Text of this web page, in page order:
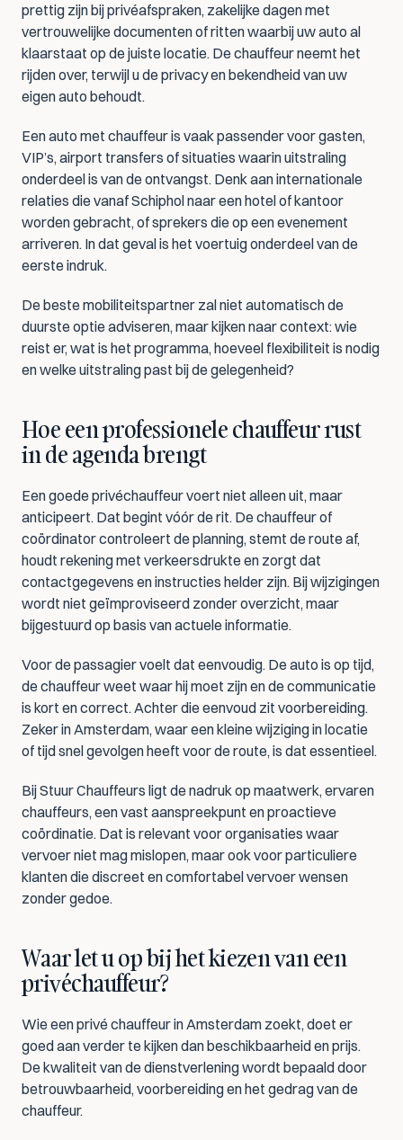
prettig zijn bij privéafspraken, zakelijke dagen met
vertrouwelijke documenten of ritten waarbij uw auto al
klaarstaat op de juiste locatie. De chauffeur neemt het
rijden over, terwijl u de privacy en bekendheid van uw
eigen auto behoudt.
Een auto met chauffeur is vaak passender voor gasten,
VIP’s, airport transfers of situaties waarin uitstraling
onderdeel is van de ontvangst. Denk aan internationale
relaties die vanaf Schiphol naar een hotel of kantoor
worden gebracht, of sprekers die op een evenement
arriveren. In dat geval is het voertuig onderdeel van de
eerste indruk.
De beste mobiliteitspartner zal niet automatisch de
duurste optie adviseren, maar kijken naar context: wie
reist er, wat is het programma, hoeveel flexibiliteit is nodig
en welke uitstraling past bij de gelegenheid?
Hoe een professionele chauffeur rust
in de agenda brengt
Een goede privéchauffeur voert niet alleen uit, maar
anticipeert. Dat begint vóór de rit. De chauffeur of
coördinator controleert de planning, stemt de route af,
houdt rekening met verkeersdrukte en zorgt dat
contactgegevens en instructies helder zijn. Bij wijzigingen
wordt niet geïmproviseerd zonder overzicht, maar
bijgestuurd op basis van actuele informatie.
Voor de passagier voelt dat eenvoudig. De auto is op tijd,
de chauffeur weet waar hij moet zijn en de communicatie
is kort en correct. Achter die eenvoud zit voorbereiding.
Zeker in Amsterdam, waar een kleine wijziging in locatie
of tijd snel gevolgen heeft voor de route, is dat essentieel.
Bij Stuur Chauffeurs ligt de nadruk op maatwerk, ervaren
chauffeurs, een vast aanspreekpunt en proactieve
coördinatie. Dat is relevant voor organisaties waar
vervoer niet mag mislopen, maar ook voor particuliere
klanten die discreet en comfortabel vervoer wensen
zonder gedoe.
Waar let u op bij het kiezen van een
privéchauffeur?
Wie een privé chauffeur in Amsterdam zoekt, doet er
goed aan verder te kijken dan beschikbaarheid en prijs.
De kwaliteit van de dienstverlening wordt bepaald door
betrouwbaarheid, voorbereiding en het gedrag van de
chauffeur.